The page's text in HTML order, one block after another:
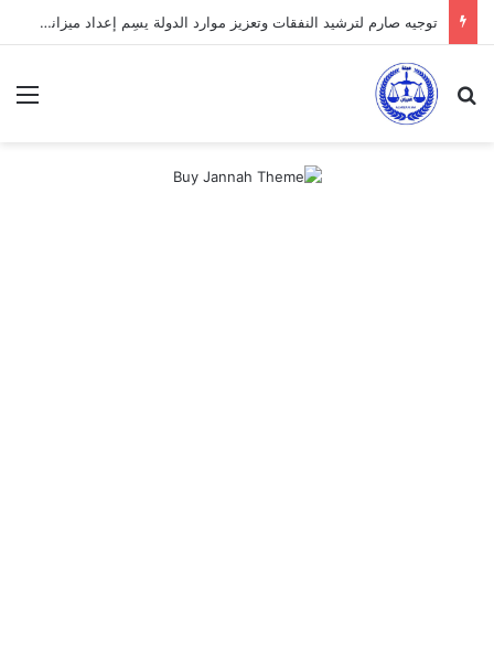
توجيه صارم لترشيد النفقات وتعزيز موارد الدولة يسِم إعداد ميزانية 2027
بحث عن